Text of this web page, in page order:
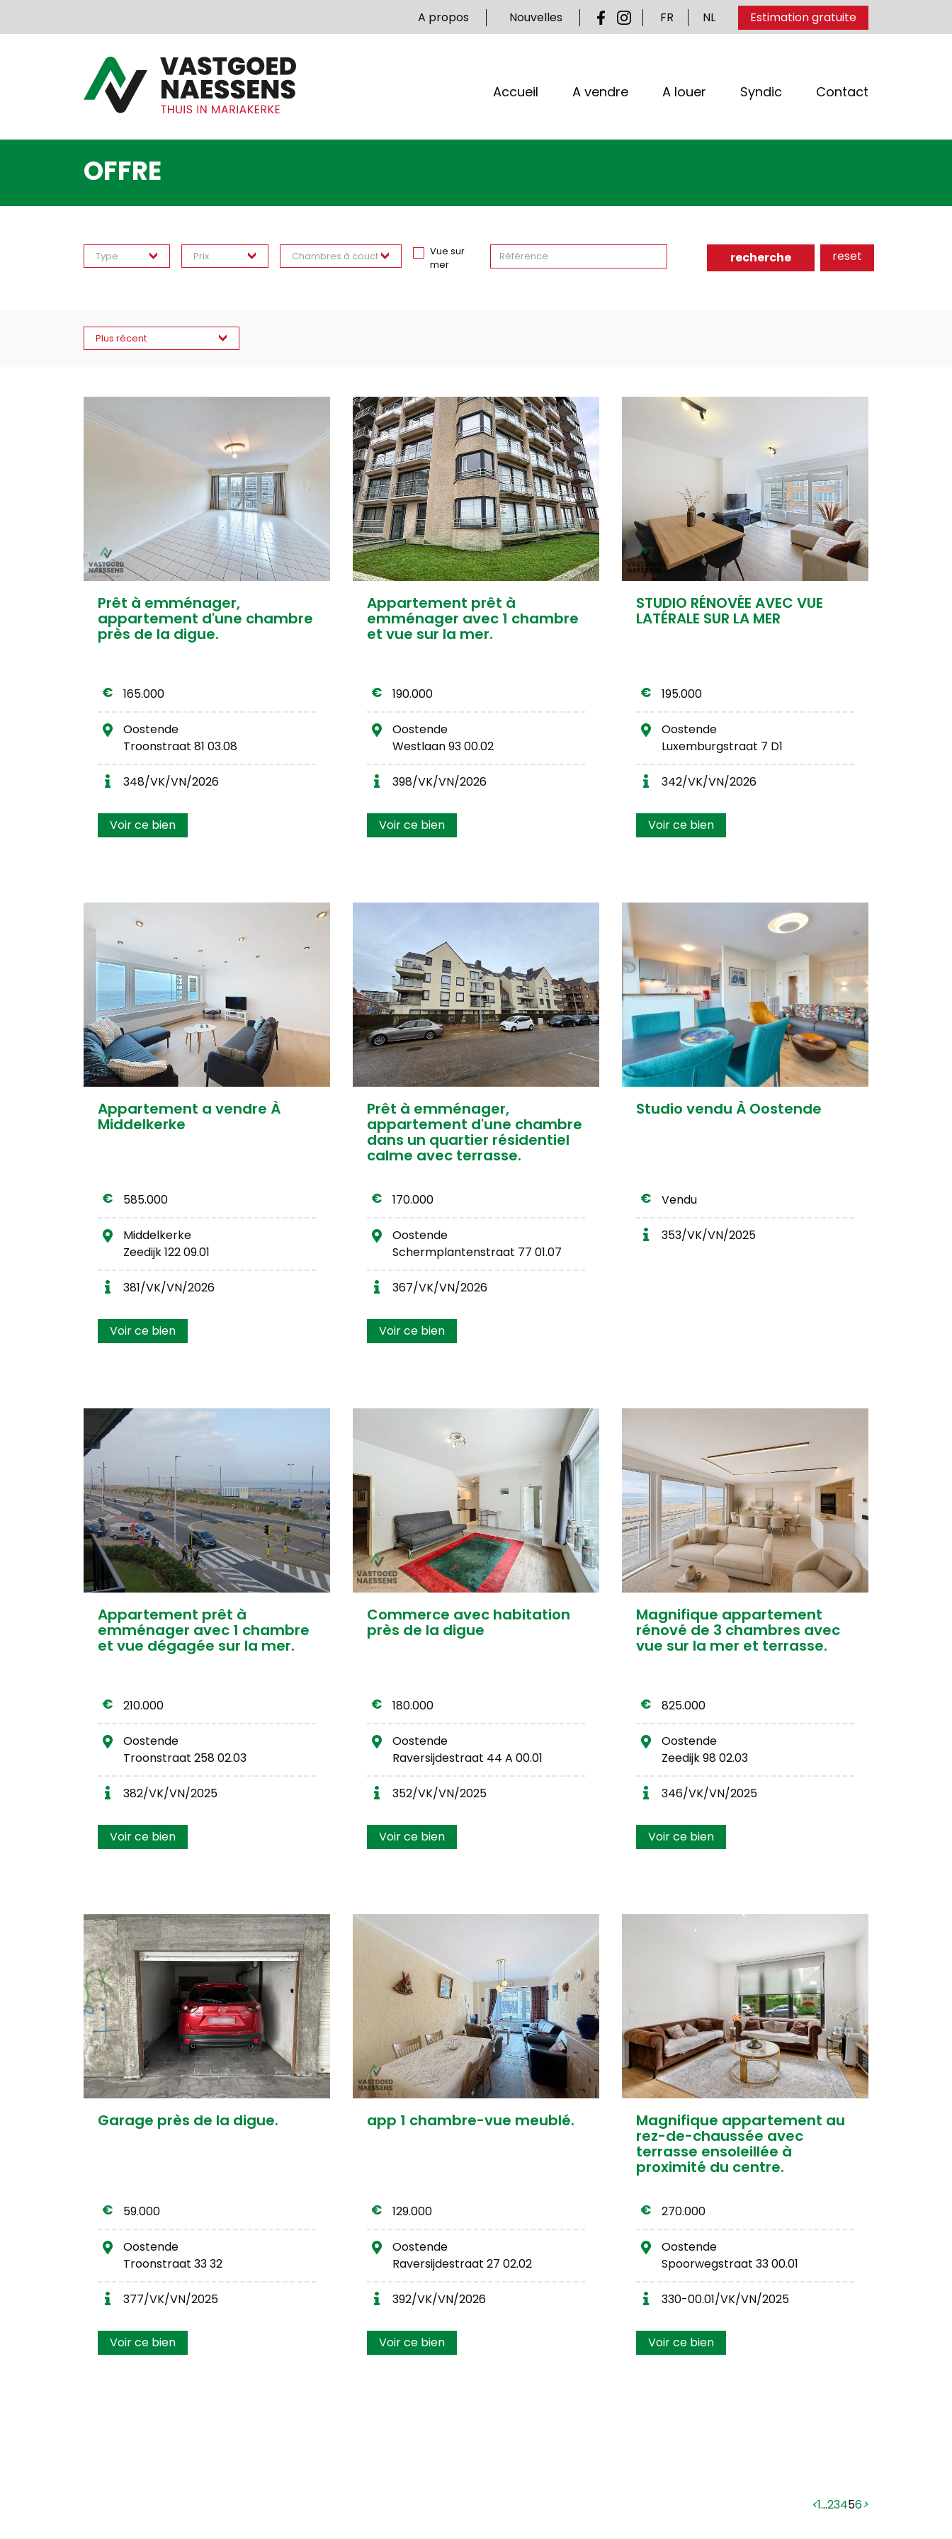
A propos Nouvelles FR NL Estimation gratuite
Accueil A vendre A louer Syndic Contact
OFFRE
Type Prix Chambres à coucher
Vue sur
mer
recherche reset
Plus récent
Prêt à emménager,
appartement d'une chambre
près de la digue.
165.000
Oostende
Troonstraat 81 03.08
348/VK/VN/2026
Voir ce bien
Appartement prêt à
emménager avec 1 chambre
et vue sur la mer.
190.000
Oostende
Westlaan 93 00.02
398/VK/VN/2026
Voir ce bien
STUDIO RÉNOVÉE AVEC VUE
LATÉRALE SUR LA MER
195.000
Oostende
Luxemburgstraat 7 D1
342/VK/VN/2026
Voir ce bien
Appartement a vendre À
Middelkerke
585.000
Middelkerke
Zeedijk 122 09.01
381/VK/VN/2026
Voir ce bien
Prêt à emménager,
appartement d'une chambre
dans un quartier résidentiel
calme avec terrasse.
170.000
Oostende
Schermplantenstraat 77 01.07
367/VK/VN/2026
Voir ce bien
Studio vendu À Oostende
Vendu
353/VK/VN/2025
Appartement prêt à
emménager avec 1 chambre
et vue dégagée sur la mer.
210.000
Oostende
Troonstraat 258 02.03
382/VK/VN/2025
Voir ce bien
Commerce avec habitation
près de la digue
180.000
Oostende
Raversijdestraat 44 A 00.01
352/VK/VN/2025
Voir ce bien
Magnifique appartement
rénové de 3 chambres avec
vue sur la mer et terrasse.
825.000
Oostende
Zeedijk 98 02.03
346/VK/VN/2025
Voir ce bien
Garage près de la digue.
59.000
Oostende
Troonstraat 33 32
377/VK/VN/2025
Voir ce bien
app 1 chambre-vue meublé.
129.000
Oostende
Raversijdestraat 27 02.02
392/VK/VN/2026
Voir ce bien
Magnifique appartement au
rez-de-chaussée avec
terrasse ensoleillée à
proximité du centre.
270.000
Oostende
Spoorwegstraat 33 00.01
330-00.01/VK/VN/2025
Voir ce bien
1…23456